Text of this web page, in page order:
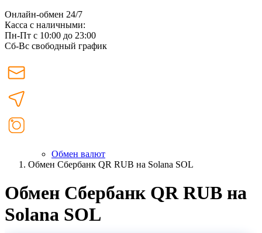
Онлайн-обмен 24/7
Касса с наличными:
Пн-Пт с 10:00 до 23:00
Сб-Вс свободный график
Обмен валют
Обмен Сбербанк QR RUB на Solana SOL
Обмен Сбербанк QR RUB на
Solana SOL